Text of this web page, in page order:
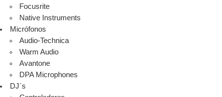
Focusrite
Native Instruments
Micrófonos
Audio-Technica
Warm Audio
Avantone
DPA Microphones
DJ´s